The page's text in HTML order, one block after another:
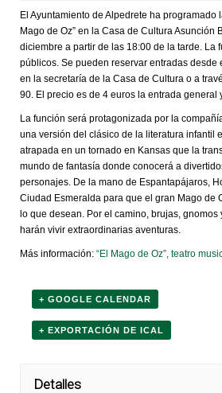
El Ayuntamiento de Alpedrete ha programado
Mago de Oz” en la Casa de Cultura Asunción
diciembre a partir de las 18:00 de la tarde. La
públicos. Se pueden reservar entradas desde
en la secretaría de la Casa de Cultura o a
90. El precio es de 4 euros la entrada general
La función será protagonizada por la
una versión del clásico de la literatura infantil
atrapada en un tornado en Kansas que la
mundo de fantasía donde conocerá a
personajes. De la mano de Espantapájaros,
Ciudad Esmeralda para que el gran Mago de
lo que desean. Por el camino, brujas, gnomos
harán vivir extraordinarias aventuras.
Más información: “El Mago de Oz”, teatro
+ GOOGLE CALENDAR
+ EXPORTACIÓN DE ICAL
Detalles